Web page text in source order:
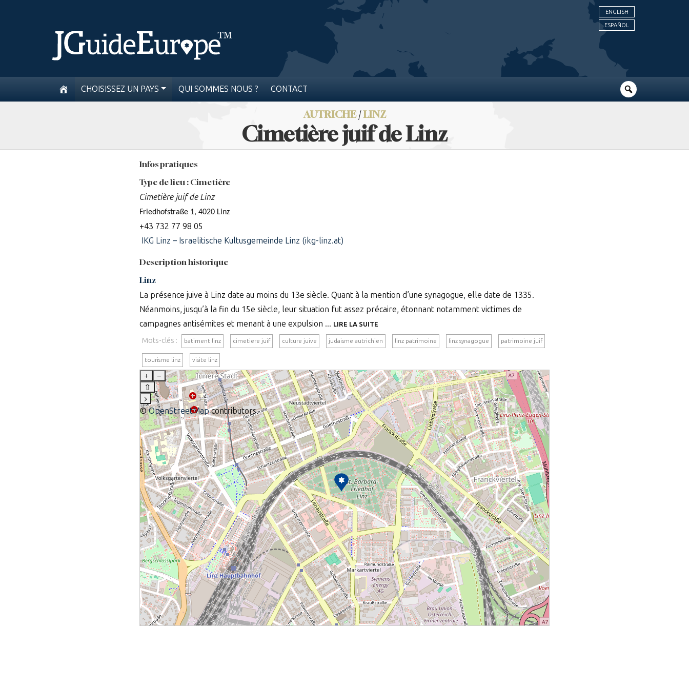
ENGLISH
ESPAÑOL
CHOISISSEZ UN PAYS QUI SOMMES NOUS ? CONTACT
AUTRICHE/LINZ
Cimetière juif de Linz
Infos pratiques
Type de lieu : Cimetière
Cimetière juif de Linz
Friedhofstraße 1, 4020 Linz
+43 732 77 98 05
IKG Linz – Israelitische Kultusgemeinde Linz (ikg-linz.at)
Description historique
Linz
La présence juive à Linz date au moins du 13e siècle. Quant à la mention d’une synagogue, elle date de 1335.
Néanmoins, jusqu’à la fin du 15e siècle, leur situation fut assez précaire, étonnant notamment victimes de
campagnes antisémites et menant à une expulsion ... LIRE LA SUITE
Mots-clés : batiment linz cimetiere juif culture juive judaisme autrichien linz patrimoine linz synagogue patrimoine juif
tourisme linz visite linz
+
–
⇧
›
©OpenStreetMapcontributors.